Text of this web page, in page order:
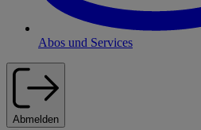
Abos und Services
Abmelden